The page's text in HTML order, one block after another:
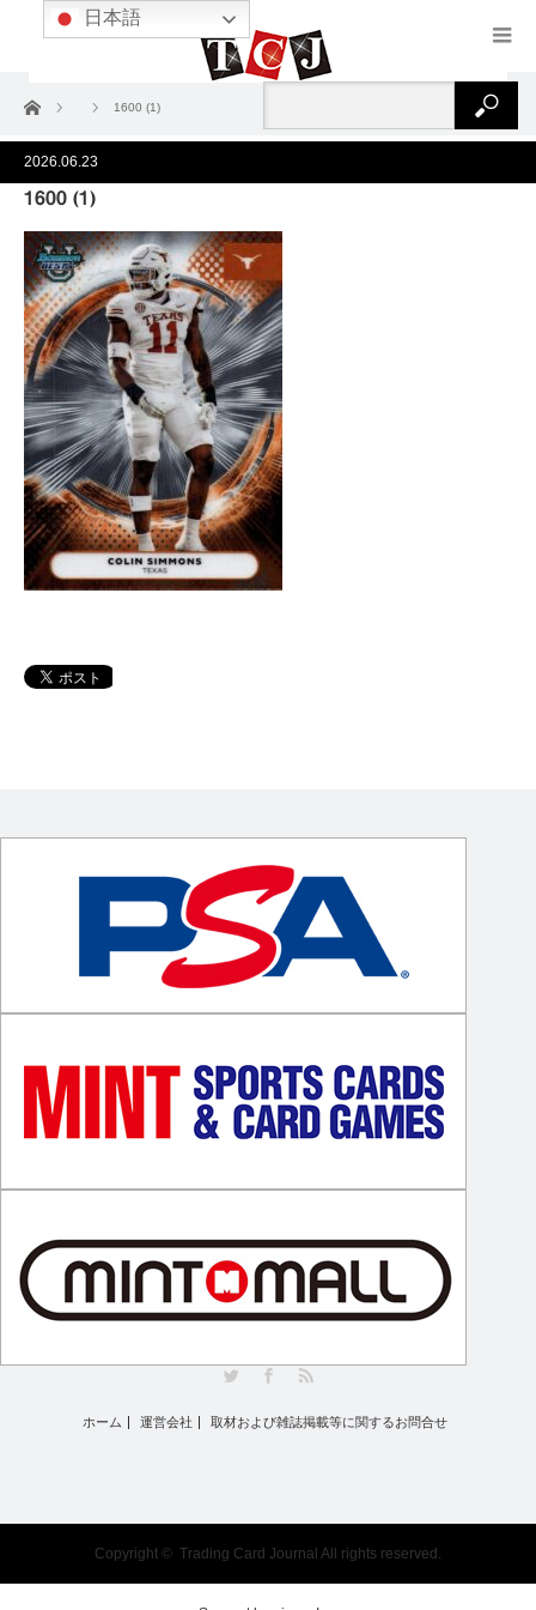
ホーム 1600 (1)
2026.06.23
1600 (1)
ホーム 運営会社 取材および雑誌掲載等に関するお問合せ
Copyright © Trading Card Journal All rights reserved.
日本語